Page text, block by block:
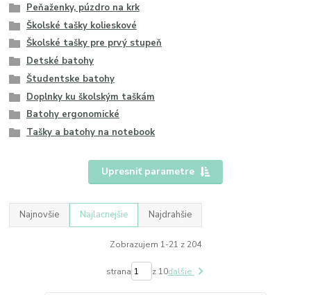
Peňaženky, púzdro na krk
Školské tašky kolieskové
Školské tašky pre prvý stupeň
Detské batohy
Študentske batohy
Doplnky ku školským taškám
Batohy ergonomické
Tašky a batohy na notebook
Upresniť parametre
Najnovšie Najlacnejšie Najdrahšie
Zobrazujem 1-21 z 204
strana z 10ďalšie